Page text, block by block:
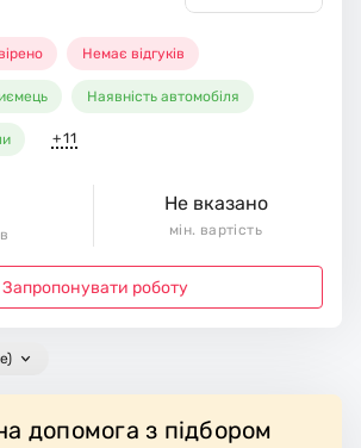
Немає відгуків
Наявність автомобіля
+11
Не вказано
мін. вартість
Запропонувати роботу
допомога з підбором